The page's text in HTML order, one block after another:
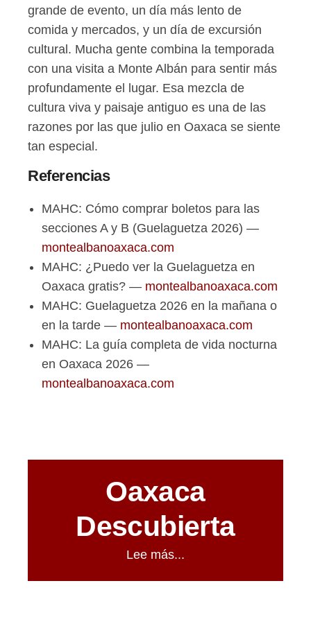
grande de evento, un día más lento de
comida y mercados, y un día de excursión
cultural. Mucha gente combina la temporada
con una visita a Monte Albán para sentir más
profundamente el lugar. Esa mezcla de
cultura viva y paisaje antiguo es una de las
razones por las que julio en Oaxaca se siente
tan especial.
Referencias
MAHC: Cómo comprar boletos para las
secciones A y B (Guelaguetza 2026) —
montealbanoaxaca.com
MAHC: ¿Puedo ver la Guelaguetza en
Oaxaca gratis? — montealbanoaxaca.com
MAHC: Guelaguetza 2026 en la mañana o
en la tarde — montealbanoaxaca.com
MAHC: La guía completa de vida nocturna
en Oaxaca 2026 —
montealbanoaxaca.com
Oaxaca
Descubierta
Lee más...